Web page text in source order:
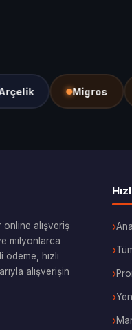
Migros
alışveriş
milyonlarca
hızlı
alışverişin